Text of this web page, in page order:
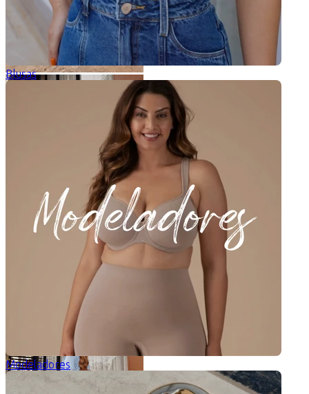
Blusas
Modeladores